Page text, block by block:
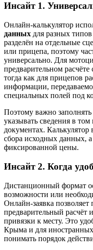
Инсайт 1.
Онлайн‑калькулятор
данных для разных
разделён на отдельные
или прицепа, поэтому
универсально. Для
предварительном
тогда как для прицепов
информации,
специальных полей под
Поэтому важно
указывать сведения в
документах.
сбора исходных данных, а
фиксированной цены.
Инсайт 2. Когда
Дистанционный формат
возможности или
Онлайн‑заявка
предварительный расчёт
привязки к месту. Это
Крыма и для
понимать порядок